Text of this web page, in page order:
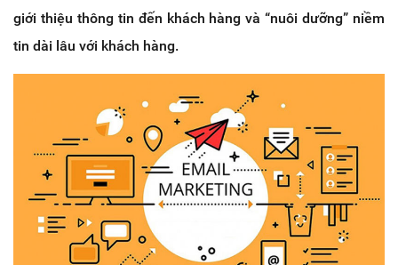
giới thiệu thông tin đến khách hàng và “nuôi dưỡng” niềm
tin dài lâu với khách hàng.